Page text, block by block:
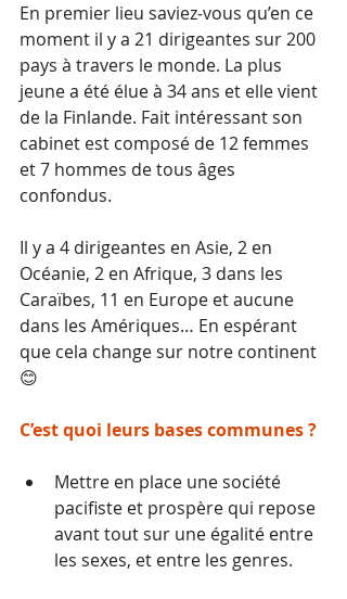
En premier lieu saviez-vous qu’en ce
moment il y a 21 dirigeantes sur 200
pays à travers le monde. La plus
jeune a été élue à 34 ans et elle vient
de la Finlande. Fait intéressant son
cabinet est composé de 12 femmes
et 7 hommes de tous âges
confondus.
Il y a 4 dirigeantes en Asie, 2 en
Océanie, 2 en Afrique, 3 dans les
Caraïbes, 11 en Europe et aucune
dans les Amériques… En espérant
que cela change sur notre continent
😊
C’est quoi leurs bases communes ?
Mettre en place une société
pacifiste et prospère qui repose
avant tout sur une égalité entre
les sexes, et entre les genres.